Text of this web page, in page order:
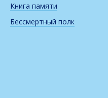
Книга памяти
Бессмертный полк